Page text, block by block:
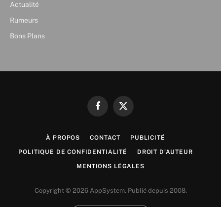
Actualité
Rumeurs
Bons Plans
FacebookX
À PROPOS CONTACT PUBLICITÉ
POLITIQUE DE CONFIDENTIALITÉ DROIT D’AUTEUR
MENTIONS LÉGALES
Copyright © 2026 AppSystem. Publié depuis 2008.